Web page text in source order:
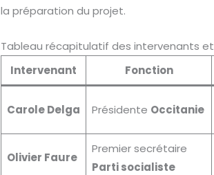
la préparation du projet.
Tableau récapitulatif des intervenants
Intervenant
Fonction
Carole Delga Présidente Occitanie
Olivier Faure
Premier secrétaire
Parti socialiste